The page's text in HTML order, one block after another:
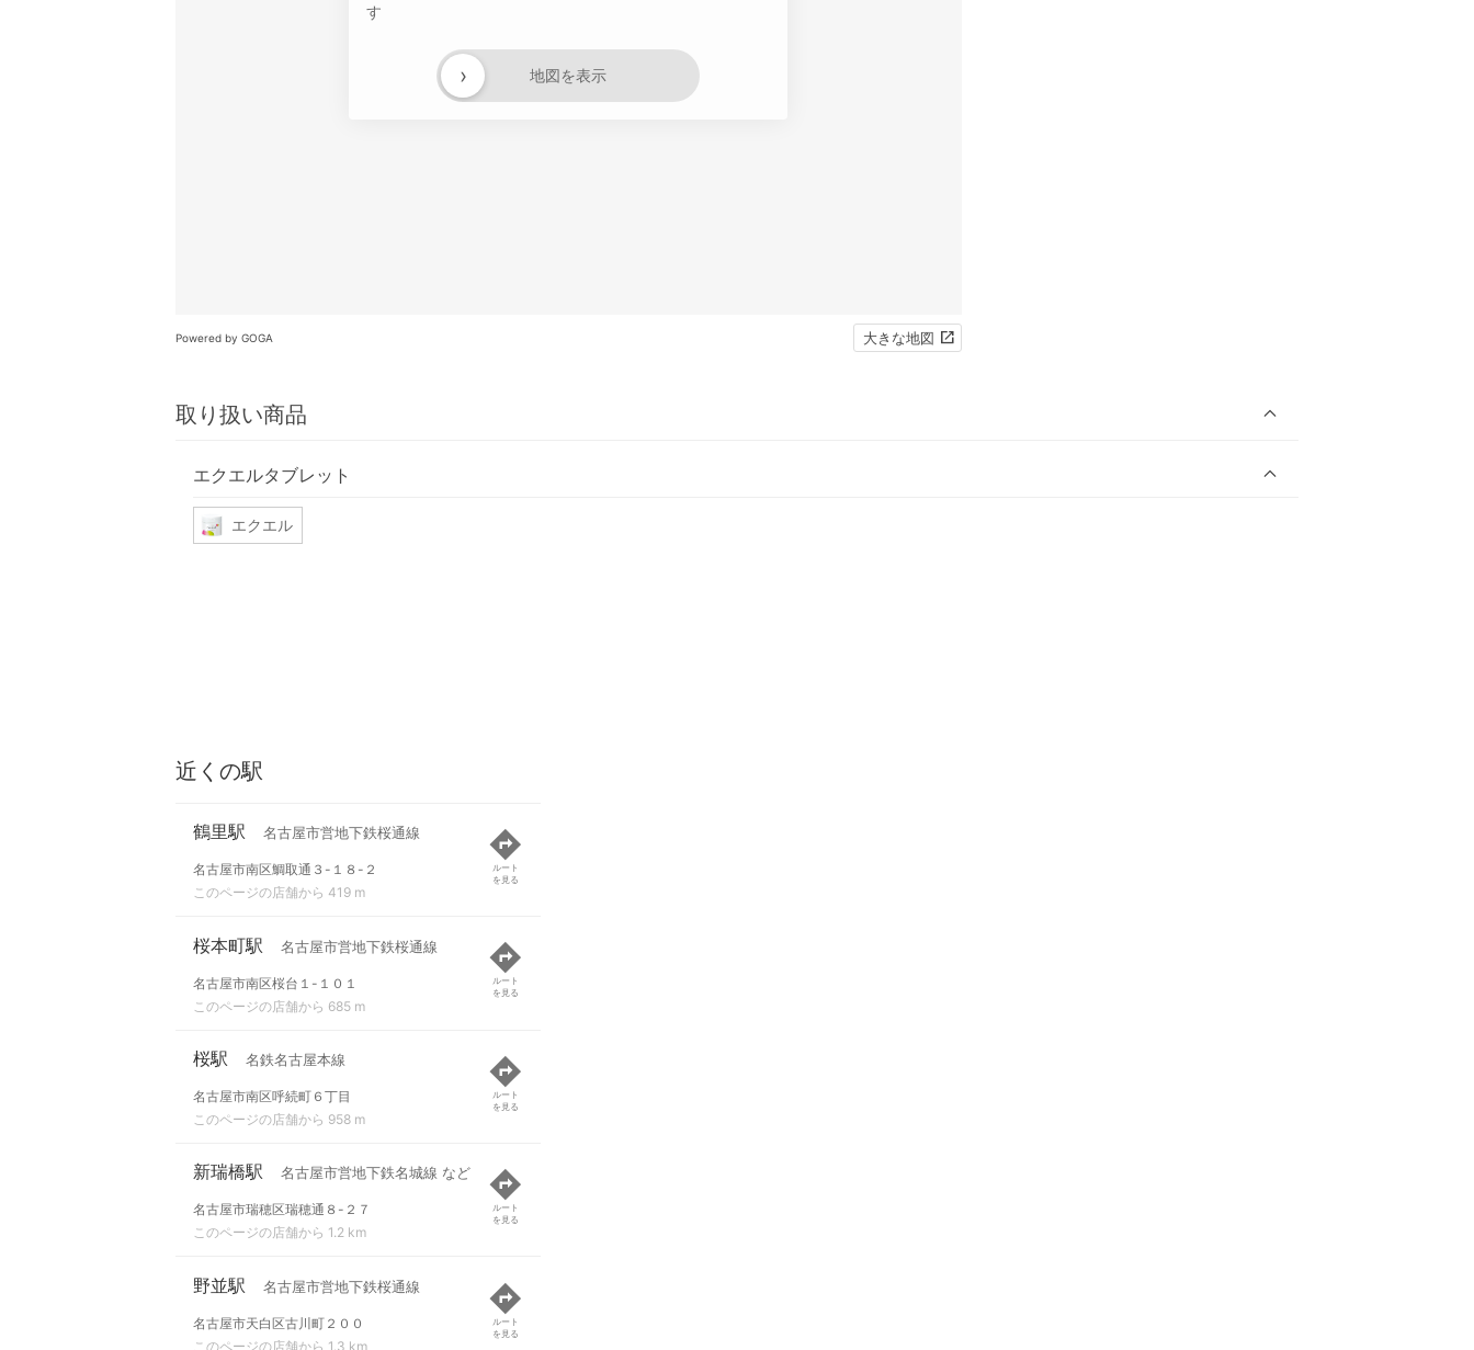
す
地図を表示
›
Powered by GOGA 大きな地図
取り扱い商品
エクエルタブレット
エクエル
近くの駅
鶴里駅 名古屋市営地下鉄桜通線
名古屋市南区鯛取通３-１８-２
このページの店舗から 419 m
ルート
を見る
桜本町駅 名古屋市営地下鉄桜通線
名古屋市南区桜台１-１０１
このページの店舗から 685 m
ルート
を見る
桜駅 名鉄名古屋本線
名古屋市南区呼続町６丁目
このページの店舗から 958 m
ルート
を見る
新瑞橋駅 名古屋市営地下鉄名城線 など
名古屋市瑞穂区瑞穂通８-２７
このページの店舗から 1.2 km
ルート
を見る
野並駅 名古屋市営地下鉄桜通線
名古屋市天白区古川町２００
このページの店舗から 1.3 km
ルート
を見る